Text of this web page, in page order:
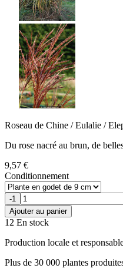
Roseau de Chine / Eulalie /
Du rose nacré au brun, de
9,57 €
Conditionnement
-1
Ajouter au panier
12 En stock
Production locale et
Plus de 30 000 plantes